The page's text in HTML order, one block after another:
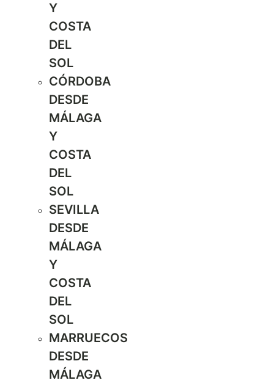
Y
COSTA
DEL
SOL
CÓRDOBA
DESDE
MÁLAGA
Y
COSTA
DEL
SOL
SEVILLA
DESDE
MÁLAGA
Y
COSTA
DEL
SOL
MARRUECOS
DESDE
MÁLAGA